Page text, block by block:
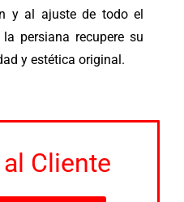
y al ajuste de todo el
persiana recupere su
y estética original.
Cliente